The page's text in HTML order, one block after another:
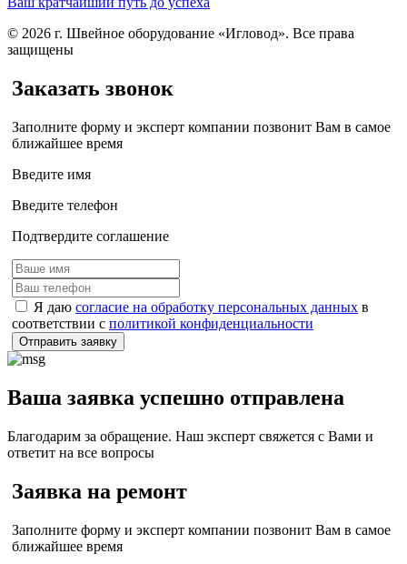
© 2026 г. Швейное оборудование «Игловод». Все права
защищены
Заказать звонок
Заполните форму и эксперт компании позвонит Вам в самое
ближайшее время
Введите имя
Введите телефон
Подтвердите соглашение
Я даю согласие на обработку персональных данных в
соответствии с политикой конфиденциальности
Отправить заявку
Ваша заявка успешно отправлена
Благодарим за обращение. Наш эксперт свяжется с Вами и
ответит на все вопросы
Заявка на ремонт
Заполните форму и эксперт компании позвонит Вам в самое
ближайшее время